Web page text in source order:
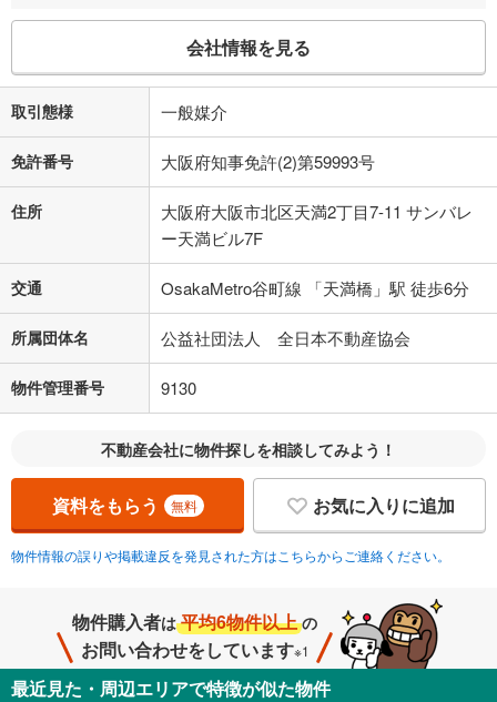
会社情報を見る
取引態様 一般媒介
免許番号 大阪府知事免許(2)第59993号
住所
大阪府大阪市北区天満2丁目7-11 サンバレ
ー天満ビル7F
交通 OsakaMetro谷町線 「天満橋」駅 徒歩6分
所属団体名 公益社団法人 全日本不動産協会
物件管理番号 9130
不動産会社に物件探しを相談してみよう！
資料をもらう 無料 お気に入りに追加
物件情報の誤りや掲載違反を発見された方はこちらからご連絡ください。
物件購入者は 平均6物件以上 の
お問い合わせをしています※1
最近見た・周辺エリアで特徴が似た物件